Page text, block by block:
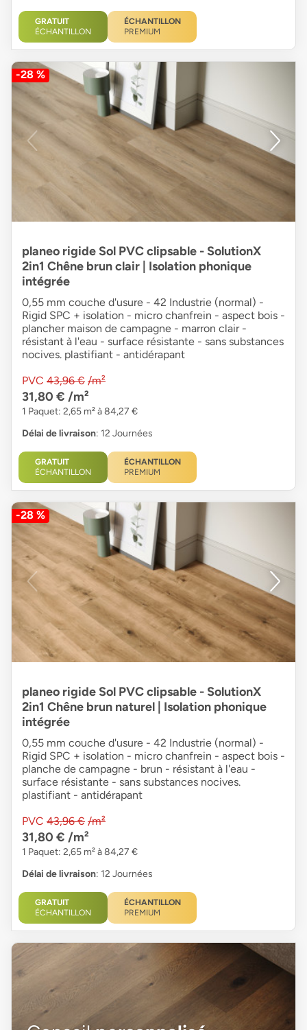
GRATUIT
ÉCHANTILLON
ÉCHANTILLON
PREMIUM
-28 %
planeo rigide Sol PVC clipsable - SolutionX
2in1 Chêne brun clair | Isolation phonique
intégrée
0,55 mm couche d'usure - 42 Industrie (normal) -
Rigid SPC + isolation - micro chanfrein - aspect bois -
plancher maison de campagne - marron clair -
résistant à l'eau - surface résistante - sans substances
nocives. plastifiant - antidérapant
PVC 43,96 € /m²
31,80 € /m²
1 Paquet: 2,65 m² à 84,27 €
Délai de livraison: 12 Journées
GRATUIT
ÉCHANTILLON
ÉCHANTILLON
PREMIUM
-28 %
planeo rigide Sol PVC clipsable - SolutionX
2in1 Chêne brun naturel | Isolation phonique
intégrée
0,55 mm couche d'usure - 42 Industrie (normal) -
Rigid SPC + isolation - micro chanfrein - aspect bois -
planche de campagne - brun - résistant à l'eau -
surface résistante - sans substances nocives.
plastifiant - antidérapant
PVC 43,96 € /m²
31,80 € /m²
1 Paquet: 2,65 m² à 84,27 €
Délai de livraison: 12 Journées
GRATUIT
ÉCHANTILLON
ÉCHANTILLON
PREMIUM